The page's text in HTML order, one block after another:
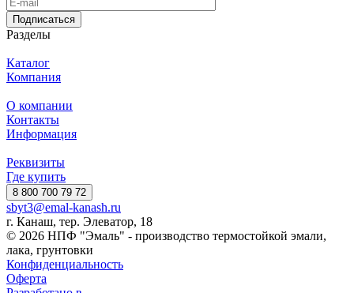
Подписаться
Разделы
Каталог
Компания
О компании
Контакты
Информация
Реквизиты
Где купить
8 800 700 79 72
sbyt3@emal-kanash.ru
г. Канаш, тер. Элеватор, 18
© 2026 НПФ "Эмаль" - производство термостойкой эмали,
лака, грунтовки
Конфиденциальность
Оферта